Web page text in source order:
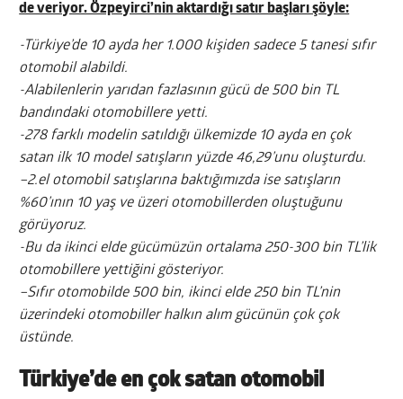
de veriyor. Özpeyirci’nin aktardığı satır başları şöyle:
-Türkiye’de 10 ayda her 1.000 kişiden sadece 5 tanesi sıfır
otomobil alabildi.
-Alabilenlerin yarıdan fazlasının gücü de 500 bin TL
bandındaki otomobillere yetti.
-278 farklı modelin satıldığı ülkemizde 10 ayda en çok
satan ilk 10 model satışların yüzde 46,29’unu oluşturdu.
–2.el otomobil satışlarına baktığımızda ise satışların
%60’ının 10 yaş ve üzeri otomobillerden oluştuğunu
görüyoruz.
-Bu da ikinci elde gücümüzün ortalama 250-300 bin TL’lik
otomobillere yettiğini gösteriyor.
–Sıfır otomobilde 500 bin, ikinci elde 250 bin TL’nin
üzerindeki otomobiller halkın alım gücünün çok çok
üstünde.
Türkiye’de en çok satan otomobil